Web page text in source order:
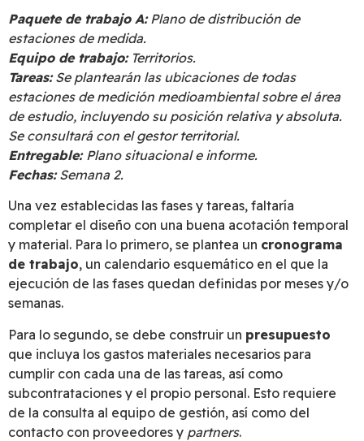
Paquete de trabajo A:Plano de distribución de
estaciones de medida.
Equipo de trabajo:Territorios.
Tareas:Se plantearán las ubicaciones de todas
estaciones de medición medioambiental sobre el área
de estudio, incluyendo su posición relativa y absoluta.
Se consultará con el gestor territorial.
Entregable: Plano situacional e informe.
Fechas:Semana 2.
Una vez establecidas las fases y tareas, faltaría
completar el diseño con una buena acotación temporal
y material. Para lo primero, se plantea un cronograma
de trabajo, un calendario esquemático en el que la
ejecución de las fases quedan definidas por meses y/o
semanas.
Para lo segundo, se debe construir un presupuesto
que incluya los gastos materiales necesarios para
cumplir con cada una de las tareas, así como
subcontrataciones y el propio personal. Esto requiere
de la consulta al equipo de gestión, así como del
contacto con proveedores y partners.